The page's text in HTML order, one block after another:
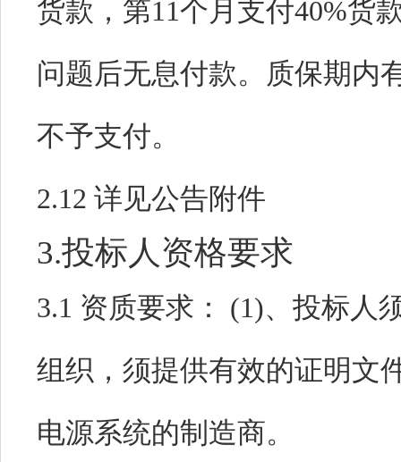
货款，第11个月支付40%货
问题后无息付款。质保期内
不予支付。
2.12 详见公告
3.投标人资格要求
3.1 资质要求： (1)、投标人
组织，须提供有效的证明文
电源系统的制造商。